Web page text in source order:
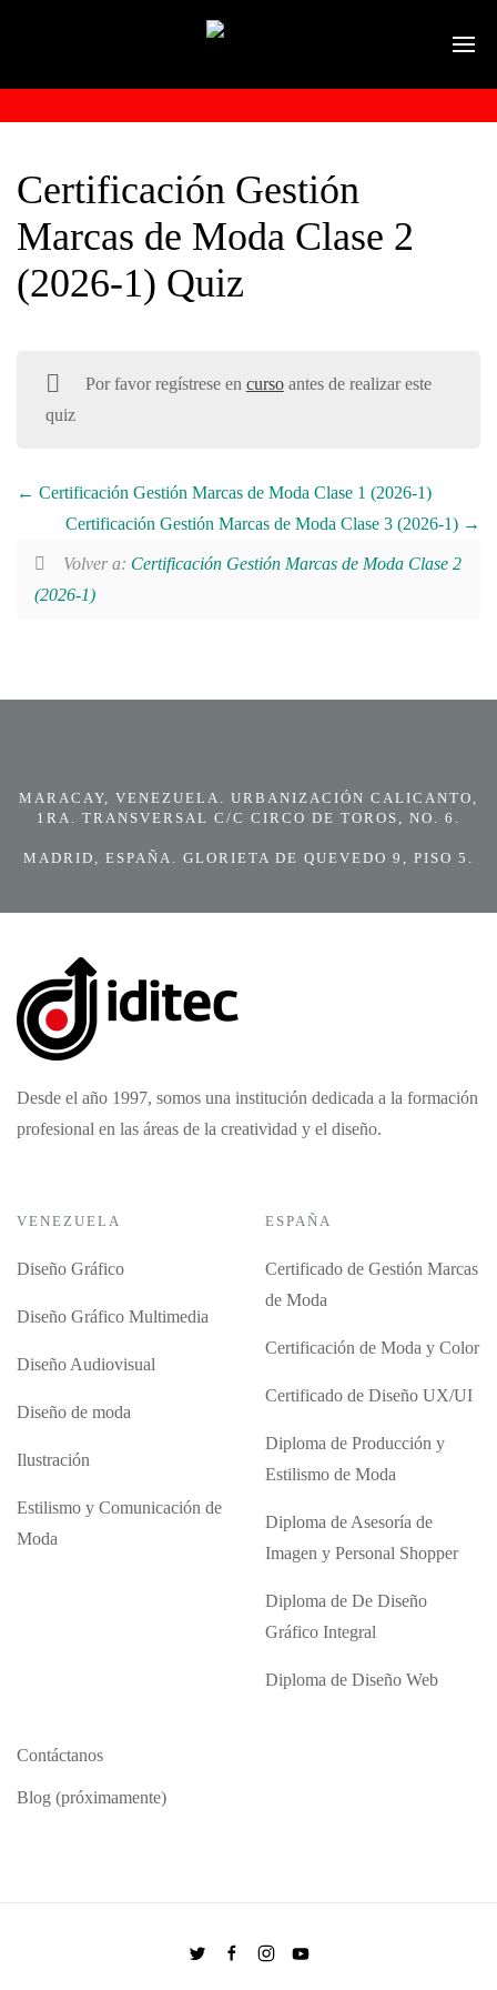
Certificación Gestión
Marcas de Moda Clase 2
(2026-1) Quiz
Por favor regístrese en cursoantes de realizar este
quiz
Certificación Gestión Marcas de Moda Clase 1 (2026-1)
Certificación Gestión Marcas de Moda Clase 3 (2026-1)
Volver a: Certificación Gestión Marcas de Moda Clase 2
(2026-1)
MARACAY, VENEZUELA. URBANIZACIÓN CALICANTO,
1RA. TRANSVERSAL C/C CIRCO DE TOROS, NO. 6.
MADRID, ESPAÑA. GLORIETA DE QUEVEDO 9, PISO 5.
Desde el año 1997, somos una institución dedicada a la formación
profesional en las áreas de la creatividad y el diseño.
VENEZUELA
Diseño Gráfico
Diseño Gráfico Multimedia
Diseño Audiovisual
Diseño de moda
Ilustración
Estilismo y Comunicación de
Moda
ESPAÑA
Certificado de Gestión Marcas
de Moda
Certificación de Moda y Color
Certificado de Diseño UX/UI
Diploma de Producción y
Estilismo de Moda
Diploma de Asesoría de
Imagen y Personal Shopper
Diploma de De Diseño
Gráfico Integral
Diploma de Diseño Web
Contáctanos
Blog (próximamente)